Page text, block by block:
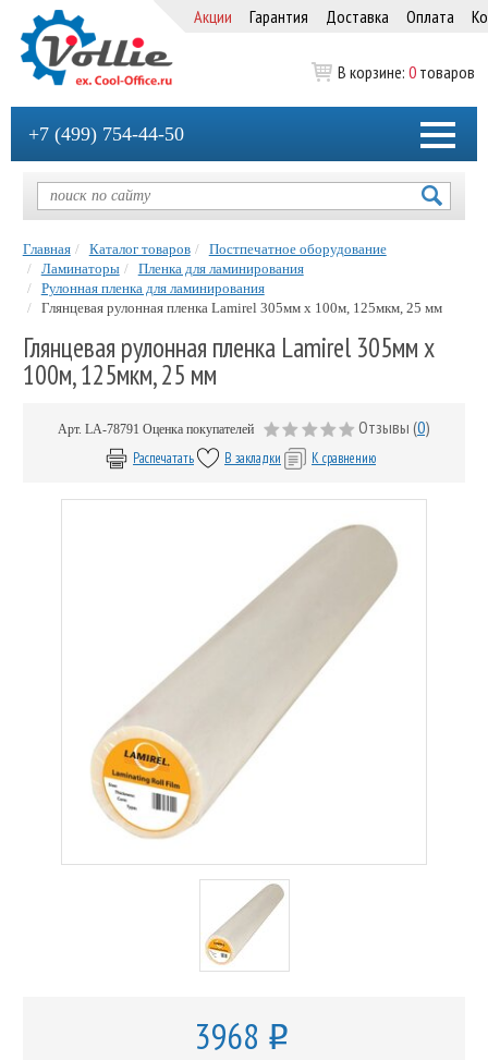
Акции Гарантия Доставка Оплата
В корзине: 0 товаров
+7 (499) 754-44-50
Главная Каталог товаров
Постпечатное оборудование
Ламинаторы
Пленка для ламинирования
Рулонная пленка для ламинирования
Глянцевая рулонная пленка Lamirel 305мм х 100м, 125мкм, 25 мм
Глянцевая рулонная пленка Lamirel 305мм х
100м, 125мкм, 25 мм
Арт. LA-78791 Оценка покупателей Отзывы (0)
Распечатать В закладки К сравнению
3968 o